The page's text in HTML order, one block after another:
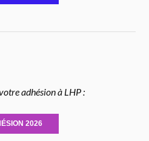
adhésion à LHP :
2026